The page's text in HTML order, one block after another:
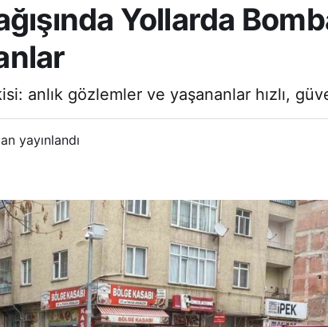
Yollarda
anlık gözlemler ve yaşananlar hızlı,
yayınlandı